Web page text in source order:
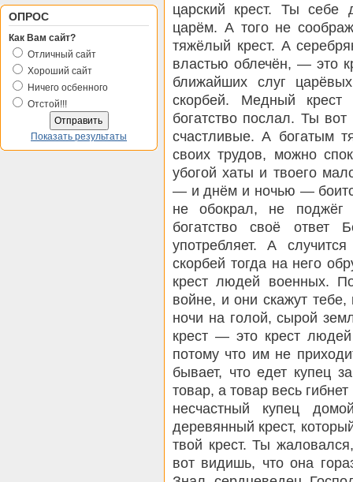
ОПРОС
Как Вам сайт?
Отличный сайт
Хороший сайт
Ничего осбенного
Отстой!!!
Показать результаты
царский крест. Ты
царём. А того не
тяжёлый крест. А
властью облечён, — это
ближайших слуг
скорбей. Медный
богатство послал. Ты
счастливые. А богатым
своих трудов, можно
убогой хаты и твоего
— и днём и ночью —
не обокрал, не
богатство своё ответ
употребляет. А
скорбей тогда на него
крест людей военных.
войне, и они скажут
ночи на голой, сырой
крест — это крест
потому что им не
бывает, что едет купец
товар, а товар весь
несчастный купец
деревянный крест,
твой крест. Ты
вот видишь, что она